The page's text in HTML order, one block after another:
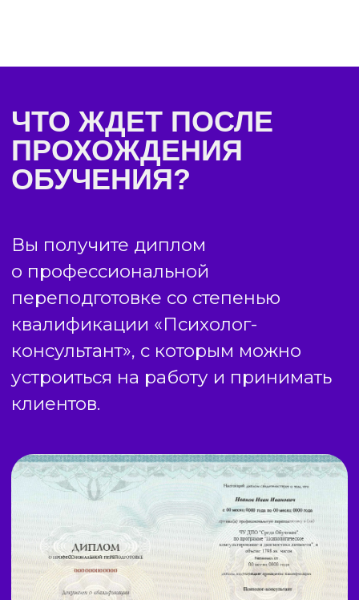
Узнать больше
ДИСЦИПЛИНЫ